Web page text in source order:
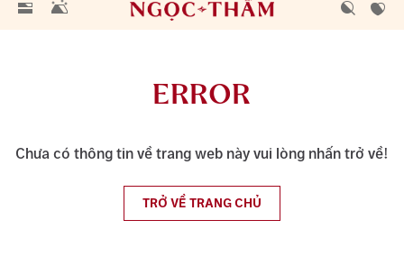
Đa dạng lựa chọn tích luỹ từ 0.1 chỉ vàng 999.9
ERROR
Chưa có thông tin về trang web này vui lòng nhấn trở về!
TRỞ VỀ TRANG CHỦ